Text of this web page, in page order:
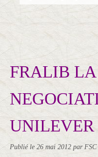
FRALIB
UNILEVER
Publié le 26 mai 2012 par FSC